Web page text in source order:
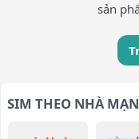
sản
SIM THEO NHÀ